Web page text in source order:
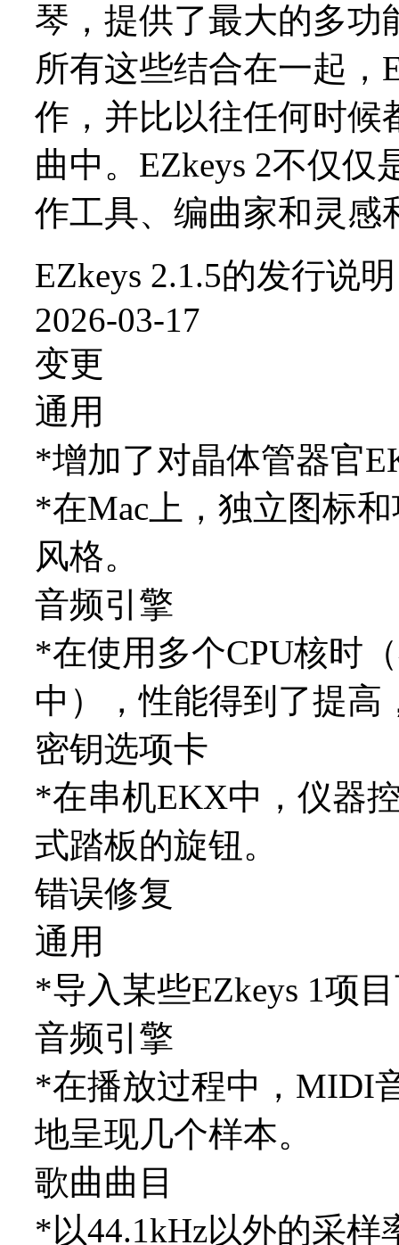
琴，提供了最大的多功
所有这些结合在一起，
作，并比以往任何时候
曲中。EZkeys 2不仅
作工具、编曲家和灵感
EZkeys 2.1.5的发行说明
2026-03-17
变更
通用
*增加了对晶体管器官
*在Mac上，独立图标和
风格。
音频引擎
*在使用多个CPU核时
中），性能得到了提高
密钥选项卡
*在串机EKX中，仪器
式踏板的旋钮。
错误修复
通用
*导入某些EZkeys 1项
音频引擎
*在播放过程中，MIDI
地呈现几个样本。
歌曲曲目
*以44.1kHz以外的采